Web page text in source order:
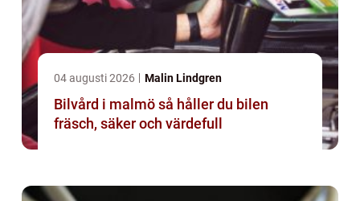
04 augusti 2026 Malin Lindgren
Bilvård i malmö så håller du bilen
fräsch, säker och värdefull